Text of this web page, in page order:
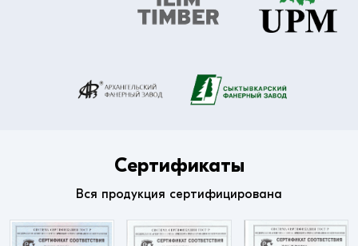
Сертификаты
Вся продукция сертифицирована